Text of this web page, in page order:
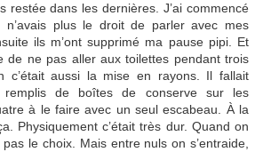
restée dans les dernières. J’ai commencé
plus le droit de parler avec mes
ils m’ont supprimé ma pause pipi. Et
de ne pas aller aux toilettes pendant trois
c’était aussi la mise en rayons. Il fallait
remplis de boîtes de conserve sur les
à le faire avec un seul escabeau. À la
Physiquement c’était très dur. Quand on
pas le choix. Mais entre nuls on s’entraide,